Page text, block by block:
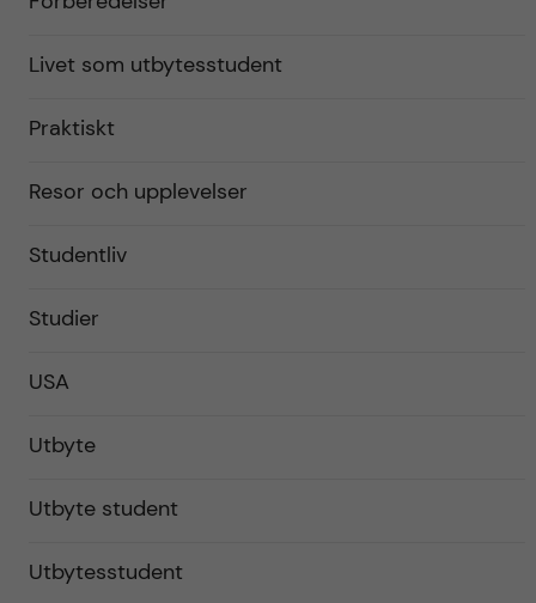
Livet som utbytesstudent
Praktiskt
Resor och upplevelser
Studentliv
Studier
USA
Utbyte
Utbyte student
Utbytesstudent